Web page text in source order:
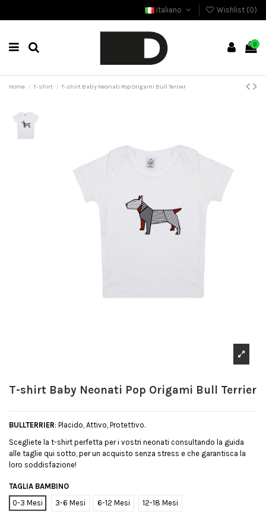
Italiano Wishlist (0)
0
Home T-shirt T-shirt Baby Neonati Pop Origami Bull Terrier
T-shirt Baby Neonati Pop Origami Bull Terrier
BULLTERRIER: Placido, Attivo, Protettivo.
Scegliete la t-shirt perfetta per i vostri neonati consultando la guida
alle taglie qui sotto, per un acquisto senza stress e che garantisca la
loro soddisfazione!
TAGLIA BAMBINO
0-3 Mesi
3-6 Mesi 6-12 Mesi 12-18 Mesi